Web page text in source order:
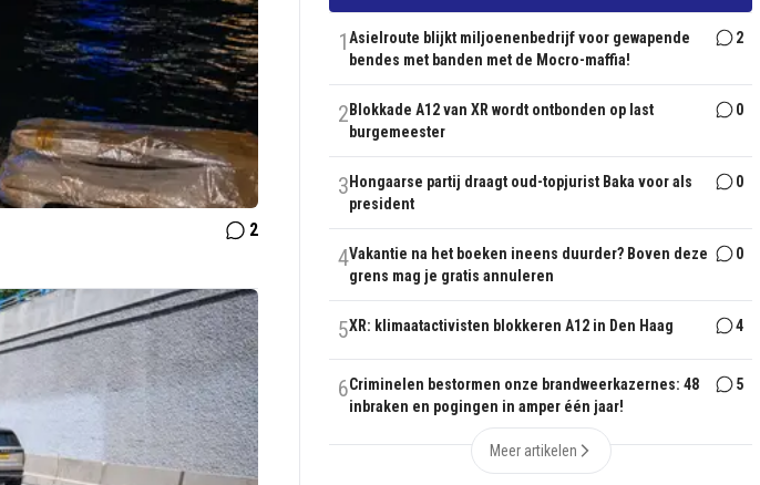
2
1Asielroute blijkt miljoenenbedrijf voor gewapende
bendes met banden met de Mocro-maffia!
2
2 Blokkade A12 van XR wordt ontbonden op last
burgemeester
0
3 Hongaarse partij draagt oud-topjurist Baka voor als
president
0
4Vakantie na het boeken ineens duurder? Boven deze
grens mag je gratis annuleren
0
5XR: klimaatactivisten blokkeren A12 in Den Haag 4
6Criminelen bestormen onze brandweerkazernes: 48
inbraken en pogingen in amper één jaar!
5
Meer artikelen